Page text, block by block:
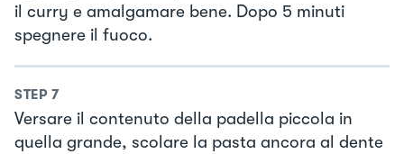
il curry e amalgamare bene. Dopo 5 minuti
spegnere il fuoco.
STEP 7
Versare il contenuto della padella piccola in
quella grande, scolare la pasta ancora al dente